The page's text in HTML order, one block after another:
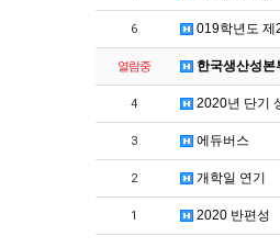
6 019학년도 제
열람중 한국생산성본
4 2020년 단기
3 에듀버스
2 개학일 연기
1 2020 반편성